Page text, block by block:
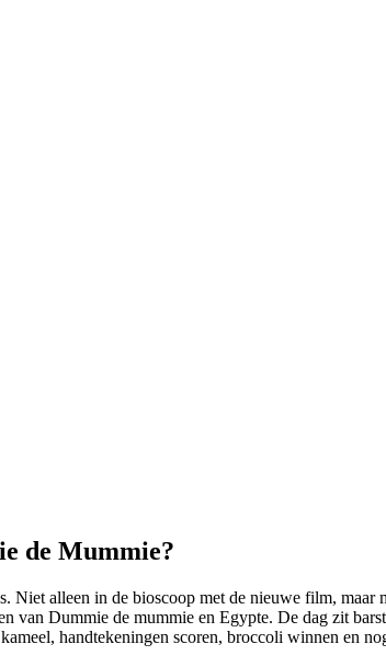
de Mummie?
alleen in de bioscoop met de nieuwe film, maar
van Dummie de mummie en Egypte. De dag zit
handtekeningen scoren, broccoli winnen en